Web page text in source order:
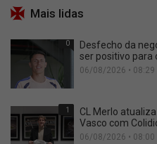
Mais lidas
0
Desfecho da
ser positivo para
06/08/2026 • 08:29
1
CL Merlo
Vasco com
06/08/2026 • 08:00